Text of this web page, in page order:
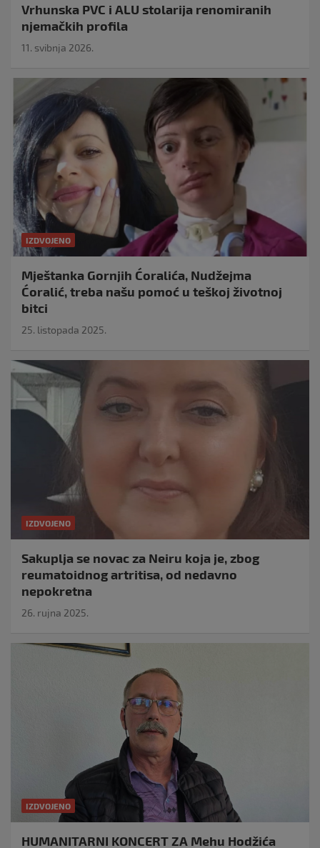
Vrhunska PVC i ALU stolarija renomiranih
njemačkih profila
11. svibnja 2026.
IZDVOJENO
Mještanka Gornjih Ćoralića, Nudžejma
Ćoralić, treba našu pomoć u teškoj životnoj
bitci
25. listopada 2025.
IZDVOJENO
Sakuplja se novac za Neiru koja je, zbog
reumatoidnog artritisa, od nedavno
nepokretna
26. rujna 2025.
IZDVOJENO
HUMANITARNI KONCERT ZA Mehu Hodžića